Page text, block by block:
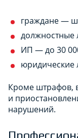
граждане —
должностные
ИП — до 30
юридические
Кроме штрафов,
и
нарушений.